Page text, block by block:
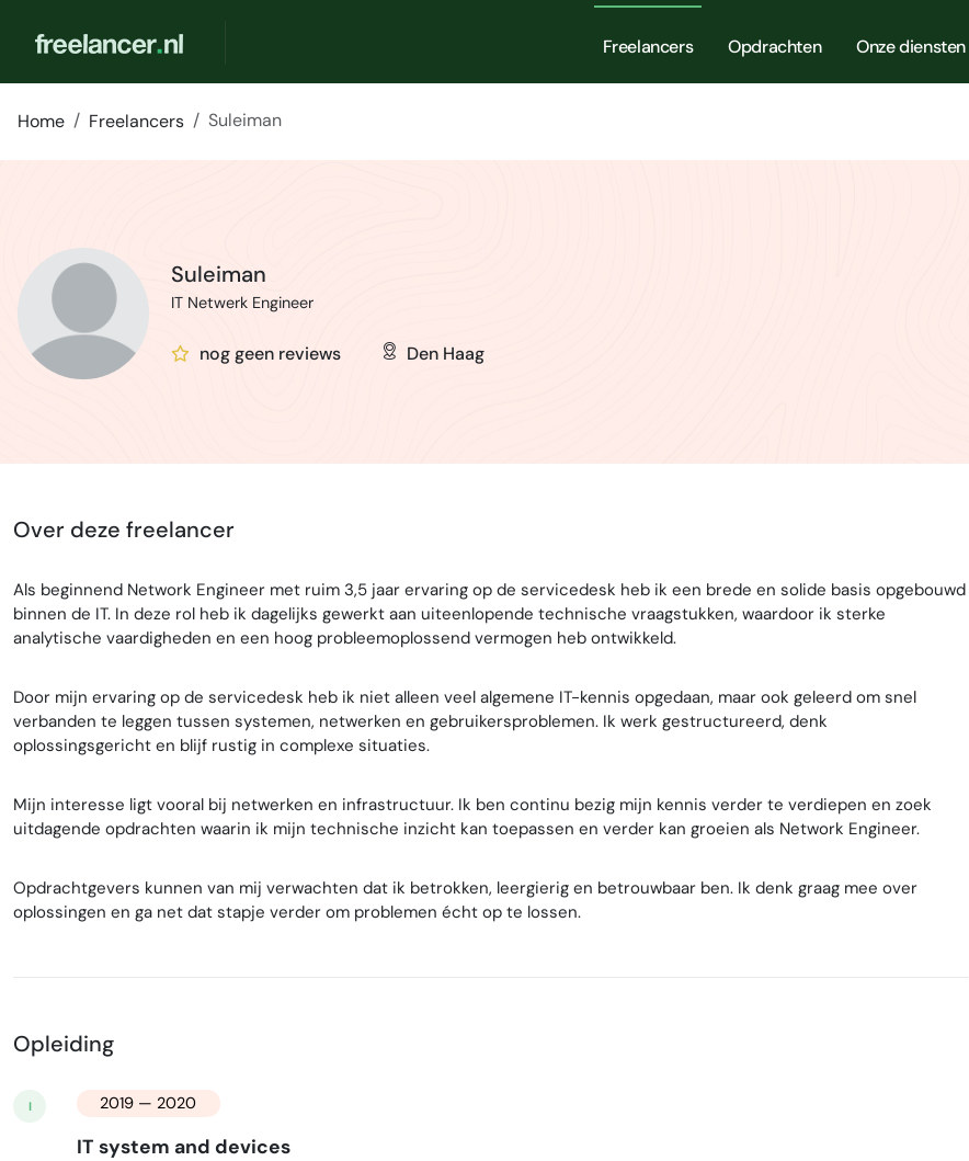
Freelancers Opdrachten Onze diensten
Home Freelancers Suleiman
Suleiman
IT Netwerk Engineer
nog geen reviews Den Haag
Over deze freelancer
Als beginnend Network Engineer met ruim 3,5 jaar ervaring op de servicedesk heb ik een brede en solide basis opgebouwd
binnen de IT. In deze rol heb ik dagelijks gewerkt aan uiteenlopende technische vraagstukken, waardoor ik sterke
analytische vaardigheden en een hoog probleemoplossend vermogen heb ontwikkeld.
Door mijn ervaring op de servicedesk heb ik niet alleen veel algemene IT-kennis opgedaan, maar ook geleerd om snel
verbanden te leggen tussen systemen, netwerken en gebruikersproblemen. Ik werk gestructureerd, denk
oplossingsgericht en blijf rustig in complexe situaties.
Mijn interesse ligt vooral bij netwerken en infrastructuur. Ik ben continu bezig mijn kennis verder te verdiepen en zoek
uitdagende opdrachten waarin ik mijn technische inzicht kan toepassen en verder kan groeien als Network Engineer.
Opdrachtgevers kunnen van mij verwachten dat ik betrokken, leergierig en betrouwbaar ben. Ik denk graag mee over
oplossingen en ga net dat stapje verder om problemen écht op te lossen.
Opleiding
I 2019 — 2020
IT system and devices